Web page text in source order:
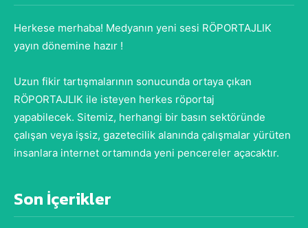
Herkese merhaba! Medyanın yeni sesi RÖPORTAJLIK
yayın dönemine hazır !
Uzun fikir tartışmalarının sonucunda ortaya çıkan
RÖPORTAJLIK ile isteyen herkes röportaj
yapabilecek. Sitemiz, herhangi bir basın sektöründe
çalışan veya işsiz, gazetecilik alanında çalışmalar yürüten
insanlara internet ortamında yeni pencereler açacaktır.
Son İçerikler